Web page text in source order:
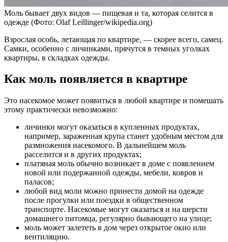
Моль бывает двух видов — пищевая и та, которая селится в
одежде (Фото: Olaf Leillinger/wikipedia.org)
Взрослая особь, летающая по квартире, — скорее всего, самец.
Самки, особенно с личинками, прячутся в темных уголках
квартиры, в складках одежды.
Как моль появляется в квартире
Это насекомое может появиться в любой квартире и помешать
этому практически невозможно:
личинки могут оказаться в купленных продуктах,
например, зараженная крупа станет удобным местом для
размножения насекомого. В дальнейшем моль
расселится и в других продуктах;
платяная моль обычно возникает в доме с появлением
новой или подержанной одежды, мебели, ковров и
паласов;
любой вид моли можно принести домой на одежде
после прогулки или поездки в общественном
транспорте. Насекомые могут оказаться и на шерсти
домашнего питомца, регулярно бывающего на улице;
моль может залететь в дом через открытое окно или
вентиляцию.